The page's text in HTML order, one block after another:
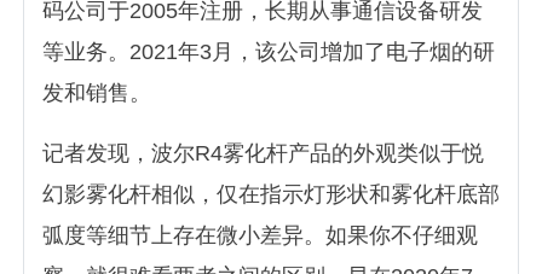
码公司于2005年注册，长期从事通信设备研发
等业务。2021年3月，该公司增加了电子烟的研
发和销售。
记者发现，波尔R4雾化杆产品的外观类似于悦
幻影雾化杆相似，仅在指示灯形状和雾化杆底部
弧度等细节上存在微小差异。如果你不仔细观